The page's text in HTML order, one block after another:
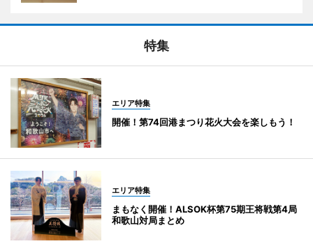
特集
エリア特集
開催！第74回港まつり花火大会を楽しもう！
エリア特集
まもなく開催！ALSOK杯第75期王将戦第4局
和歌山対局まとめ